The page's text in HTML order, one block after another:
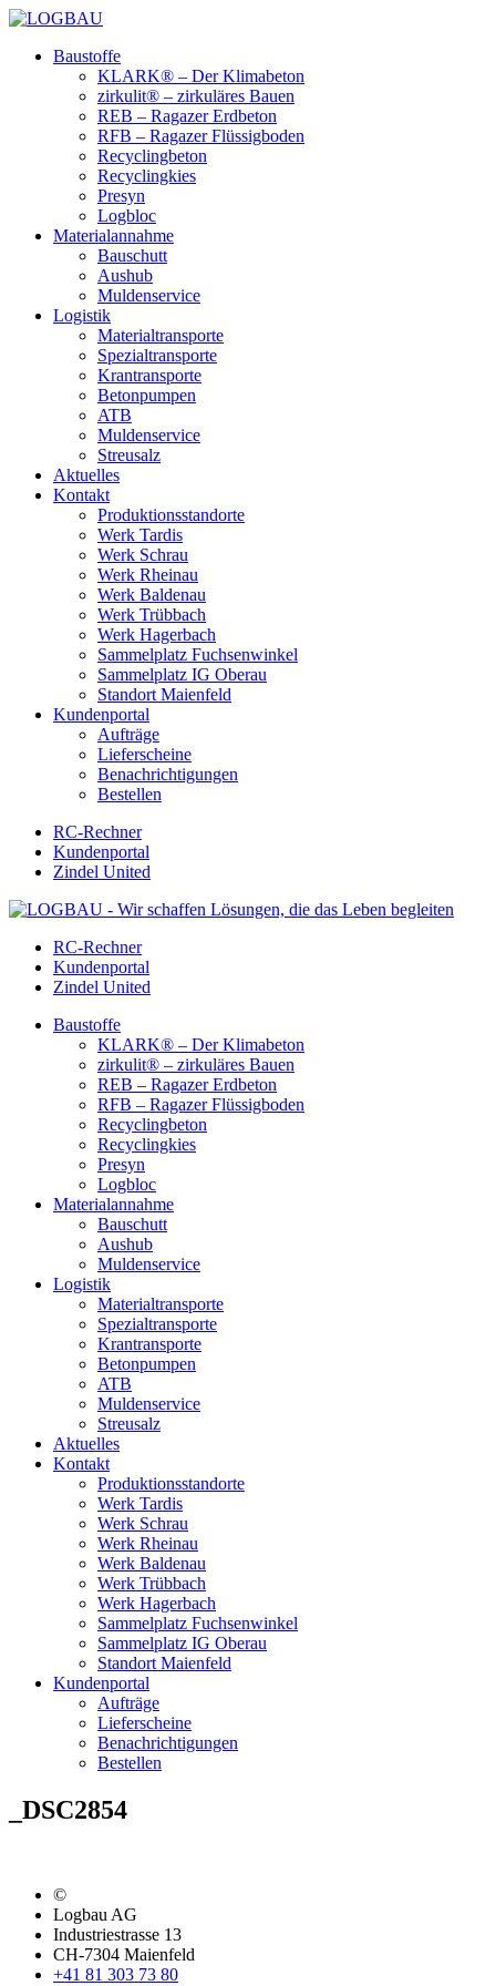
Baustoffe
KLARK® – Der Klimabeton
zirkulit® – zirkuläres Bauen
REB – Ragazer Erdbeton
RFB – Ragazer Flüssigboden
Recyclingbeton
Recyclingkies
Presyn
Logbloc
Materialannahme
Bauschutt
Aushub
Muldenservice
Logistik
Materialtransporte
Spezialtransporte
Krantransporte
Betonpumpen
ATB
Muldenservice
Streusalz
Aktuelles
Kontakt
Produktionsstandorte
Werk Tardis
Werk Schrau
Werk Rheinau
Werk Baldenau
Werk Trübbach
Werk Hagerbach
Sammelplatz Fuchsenwinkel
Sammelplatz IG Oberau
Standort Maienfeld
Kundenportal
Aufträge
Lieferscheine
Benachrichtigungen
Bestellen
RC-Rechner
Kundenportal
Zindel United
RC-Rechner
Kundenportal
Zindel United
Baustoffe
KLARK® – Der Klimabeton
zirkulit® – zirkuläres Bauen
REB – Ragazer Erdbeton
RFB – Ragazer Flüssigboden
Recyclingbeton
Recyclingkies
Presyn
Logbloc
Materialannahme
Bauschutt
Aushub
Muldenservice
Logistik
Materialtransporte
Spezialtransporte
Krantransporte
Betonpumpen
ATB
Muldenservice
Streusalz
Aktuelles
Kontakt
Produktionsstandorte
Werk Tardis
Werk Schrau
Werk Rheinau
Werk Baldenau
Werk Trübbach
Werk Hagerbach
Sammelplatz Fuchsenwinkel
Sammelplatz IG Oberau
Standort Maienfeld
Kundenportal
Aufträge
Lieferscheine
Benachrichtigungen
Bestellen
_DSC2854
©
Logbau AG
Industriestrasse 13
CH-7304 Maienfeld
+41 81 303 73 80